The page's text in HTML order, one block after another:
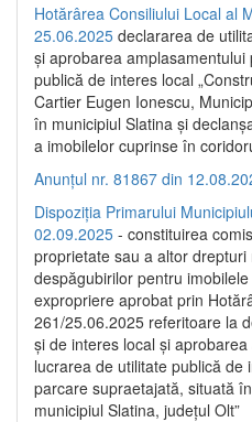
Hotărârea Consiliului Local al
25.06.2025 declararea de
și aprobarea
publică de interes local
Cartier Eugen Ionescu,
în municipiul Slatina și
a imobilelor cuprinse în
Anunțul nr. 81867 din
Dispoziția Primarului
02.09.2025 - constituirea
proprietate sau a altor
despăgubirilor pentru
expropriere aprobat prin
261/25.06.2025 referitoare la
și de interes local și
lucrarea de utilitate publică de
parcare supraetajată, situată
municipiul Slatina, județul Olt”